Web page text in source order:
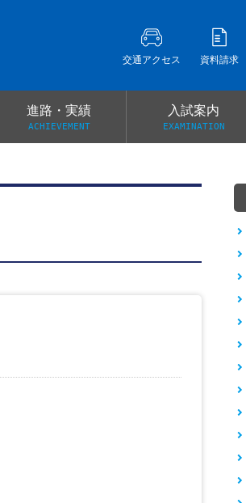
交通アクセス 資料請求
進路・実績
ACHIEVEMENT
入試案内
EXAMINATION